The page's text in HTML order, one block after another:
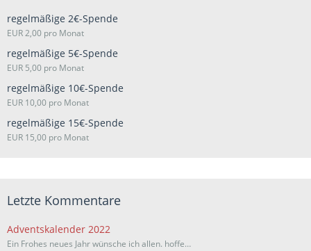
regelmäßige 2€-Spende
EUR 2,00 pro Monat
regelmäßige 5€-Spende
EUR 5,00 pro Monat
regelmäßige 10€-Spende
EUR 10,00 pro Monat
regelmäßige 15€-Spende
EUR 15,00 pro Monat
Letzte Kommentare
Adventskalender 2022
Ein Frohes neues Jahr wünsche ich allen. hoffe…